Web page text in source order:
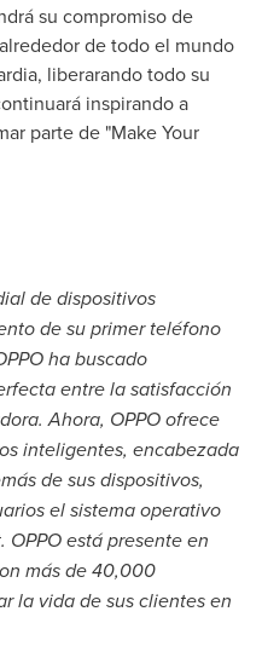
su compromiso de
de todo el mundo
liberarando todo su
inspirando a
parte de "Make Your
de dispositivos
de su primer teléfono
ha buscado
entre la satisfacción
Ahora, OPPO ofrece
inteligentes, encabezada
de sus dispositivos,
el sistema operativo
está presente en
más de 40,000
la vida de sus clientes en